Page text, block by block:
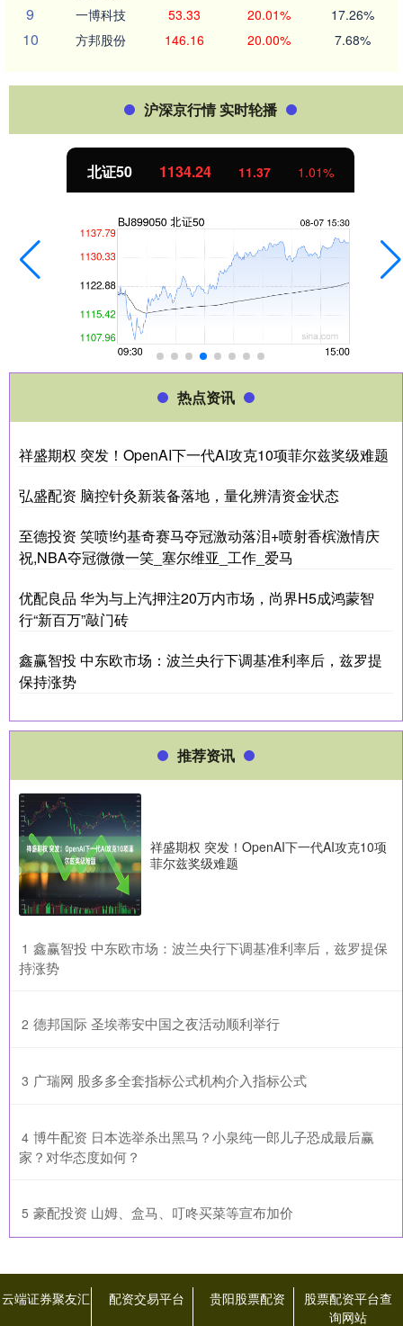
9 一博科技 53.33 20.01% 17.26%
10 方邦股份 146.16 20.00% 7.68%
沪深京行情 实时轮播
北证50 1134.24 11.37 1.01%
热点资讯
祥盛期权 突发！OpenAI下一代AI攻克10项菲尔兹奖级难题
弘盛配资 脑控针灸新装备落地，量化辨清资金状态
至德投资 笑喷!约基奇赛马夺冠激动落泪+喷射香槟激情庆
祝,NBA夺冠微微一笑_塞尔维亚_工作_爱马
优配良品 华为与上汽押注20万内市场，尚界H5成鸿蒙智
行“新百万”敲门砖
鑫赢智投 中东欧市场：波兰央行下调基准利率后，兹罗提
保持涨势
推荐资讯
祥盛期权 突发！OpenAI下一代AI攻克10项
菲尔兹奖级难题
1 ​鑫赢智投 中东欧市场：波兰央行下调基准利率后，兹罗提保
持涨势
2 ​德邦国际 圣埃蒂安中国之夜活动顺利举行
3 ​广瑞网 股多多全套指标公式机构介入指标公式
4 ​博牛配资 日本选举杀出黑马？小泉纯一郎儿子恐成最后赢
家？对华态度如何？
5 ​豪配投资 山姆、盒马、叮咚买菜等宣布加价
云端证券聚友汇 配资交易平台 贵阳股票配资
股票配资平台查
询网站